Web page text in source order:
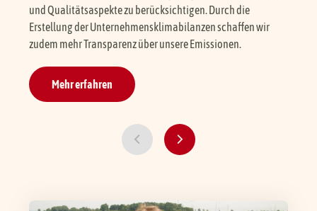
und Qualitätsaspekte zu berücksichtigen. Durch die
Erstellung der Unternehmensklimabilanzen schaffen wir
zudem mehr Transparenz über unsere Emissionen.
Mehr erfahren